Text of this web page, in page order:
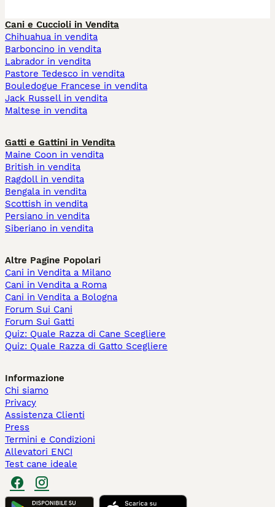
Cani e Cuccioli in Vendita
Chihuahua in vendita
Barboncino in vendita
Labrador in vendita
Pastore Tedesco in vendita
Bouledogue Francese in vendita
Jack Russell in vendita
Maltese in vendita
Gatti e Gattini in Vendita
Maine Coon in vendita
British in vendita
Ragdoll in vendita
Bengala in vendita
Scottish in vendita
Persiano in vendita
Siberiano in vendita
Altre Pagine Popolari
Cani in Vendita a Milano
Cani in Vendita a Roma
Cani in Vendita a Bologna
Forum Sui Cani
Forum Sui Gatti
Quiz: Quale Razza di Cane Scegliere
Quiz: Quale Razza di Gatto Scegliere
Informazione
Chi siamo
Privacy
Assistenza Clienti
Press
Termini e Condizioni
Allevatori ENCI
Test cane ideale